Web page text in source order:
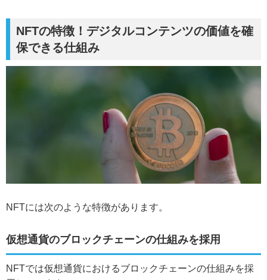
NFTの特徴！デジタルコンテンツの価値を確
保できる仕組み
NFTには次のような特徴があります。
仮想通貨のブロックチェーンの仕組みを採用
NFTでは仮想通貨におけるブロックチェーンの仕組みを採